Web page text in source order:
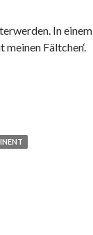
In einem
Fältchen‘.